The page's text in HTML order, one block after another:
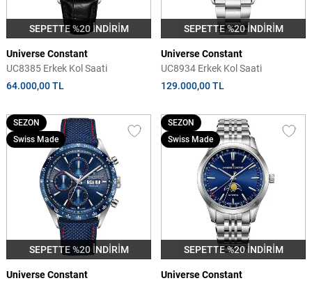
SEPETTE %20 İNDİRİM
Universe Constant
UC8385 Erkek Kol Saati
64.000,00 TL
SEPETTE %20 İNDİRİM
Universe Constant
UC8934 Erkek Kol Saati
129.000,00 TL
SEPETTE %20 İNDİRİM
SEZON
Swiss Made
Universe Constant
SEPETTE %20 İNDİRİM
SEZON
Swiss Made
Universe Constant